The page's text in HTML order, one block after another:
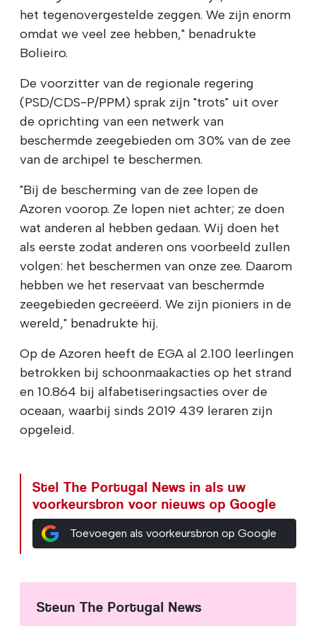
het tegenovergestelde zeggen. We zijn enorm
omdat we veel zee hebben," benadrukte
Bolieiro.
De voorzitter van de regionale regering
(PSD/CDS-P/PPM) sprak zijn "trots" uit over
de oprichting van een netwerk van
beschermde zeegebieden om 30% van de zee
van de archipel te beschermen.
"Bij de bescherming van de zee lopen de
Azoren voorop. Ze lopen niet achter; ze doen
wat anderen al hebben gedaan. Wij doen het
als eerste zodat anderen ons voorbeeld zullen
volgen: het beschermen van onze zee. Daarom
hebben we het reservaat van beschermde
zeegebieden gecreëerd. We zijn pioniers in de
wereld," benadrukte hij.
Op de Azoren heeft de EGA al 2.100 leerlingen
betrokken bij schoonmaakacties op het strand
en 10.864 bij alfabetiseringsacties over de
oceaan, waarbij sinds 2019 439 leraren zijn
opgeleid.
Stel The Portugal News in als uw
voorkeursbron voor nieuws op Google
Toevoegen als voorkeursbron op Google
Steun The Portugal News